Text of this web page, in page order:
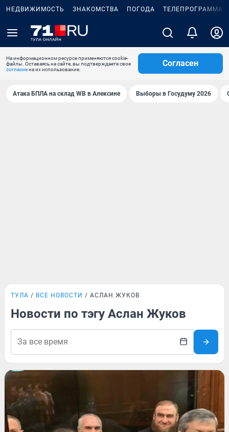
НЕДВИЖИМОСТЬ ЗНАКОМСТВА ПОГОДА ТЕЛЕПРОГРАММА
На информационном ресурсе применяются cookie-
файлы. Оставаясь на сайте, вы подтверждаете свое
согласиена их использование.
Согласен
Атака БПЛА на склад WB в Алексине Выборы в Госудуму 2026
ТУЛА ВСЕ НОВОСТИ АСЛАН ЖУКОВ
Новости по тэгу Аслан Жуков